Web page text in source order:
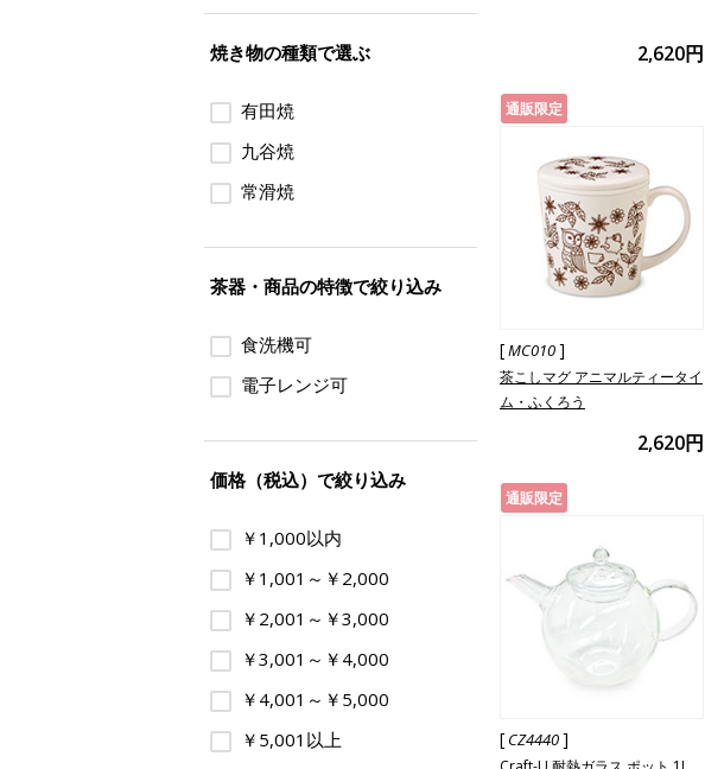
2,620円
通販限定
[MC010]
茶こしマグ アニマルティータイ
ム・ふくろう
2,620円
通販限定
[ CZ4440]
焼き物の種類で選ぶ
有田焼
九谷焼
常滑焼
茶器・商品の特徴で絞り込み
食洗機可
電子レンジ可
価格（税込）で絞り込み
￥1,000以内
￥1,001～￥2,000
￥2,001～￥3,000
￥3,001～￥4,000
￥4,001～￥5,000
￥5,001以上